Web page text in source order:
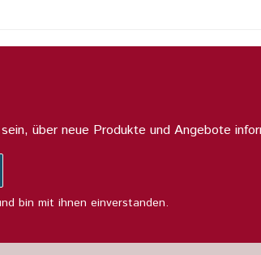
über neue Produkte und Angebote
bin mit ihnen einverstanden.